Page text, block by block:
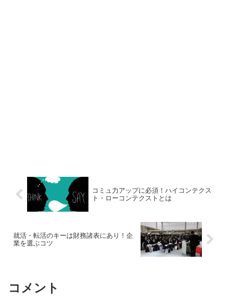
コミュ力アップに必須！ハイコンテクス
ト・ローコンテクストとは
就活・転活のキーは財務諸表にあり！企
業を選ぶコツ
コメント